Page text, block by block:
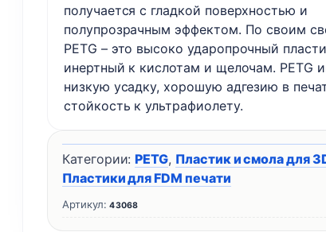
получается с гладкой поверхностью и
полупрозрачным эффектом. По своим
PETG – это высоко ударопрочный
инертный к кислотам и щелочам. PETG
низкую усадку, хорошую адгезию в
стойкость к ультрафиолету.
Артикул:43068
Категории:PETG, Пластик и смола для
Пластики для FDM печати